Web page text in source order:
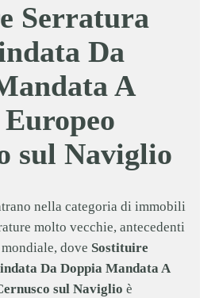
Serratura
Da
A
sul Naviglio
nella categoria di immobili
molto vecchie, antecedenti
dove Sostituire
Da Doppia Mandata A
sul Naviglio è